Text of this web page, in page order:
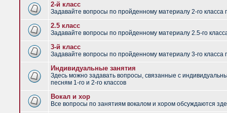
2-й класс
Задавайте вопросы по пройденному материалу 2-го класса
2.5 класс
Задавайте вопросы по пройденному материалу 2.5-го
3-й класс
Задавайте вопросы по пройденному материалу 3-го класса
Индивидуальные занятия
Здесь можно задавать вопросы, связанные с
песням 1-го и 2-го классов
Вокал и хор
Все вопросы по занятиям вокалом и хором обсуждаются